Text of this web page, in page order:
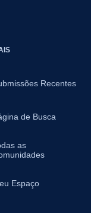
Recentes
de Busca
as
Espaço